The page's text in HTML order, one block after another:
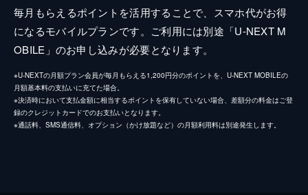
毎月もらえるポイントを活用することで、スマホ代がお得
になるモバイルプランです。ご利用には別途「U-NEXT M
OBILE」のお申し込みが必要となります。
※U-NEXTの月額プラン会員が毎月もらえる1,200円分のポイントを、U-NEXT MOBILEの
月額基本料の支払いに充てた場合。
※決済時において支払金額に相当するポイントを保有していない場合、差額分の料金はご登
録のクレジットカードでのお支払いとなります。
※通話料、SMS通信料、オプション（かけ放題など）の月額利用料は別途発生します。